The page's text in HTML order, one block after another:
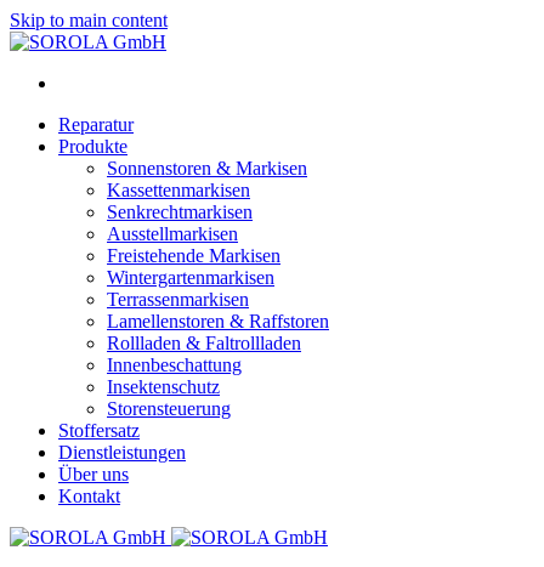
Skip to main content
Reparatur
Produkte
Sonnenstoren & Markisen
Kassettenmarkisen
Senkrechtmarkisen
Ausstellmarkisen
Freistehende Markisen
Wintergartenmarkisen
Terrassenmarkisen
Lamellenstoren & Raffstoren
Rollladen & Faltrollladen
Innenbeschattung
Insektenschutz
Storensteuerung
Stoffersatz
Dienstleistungen
Über uns
Kontakt